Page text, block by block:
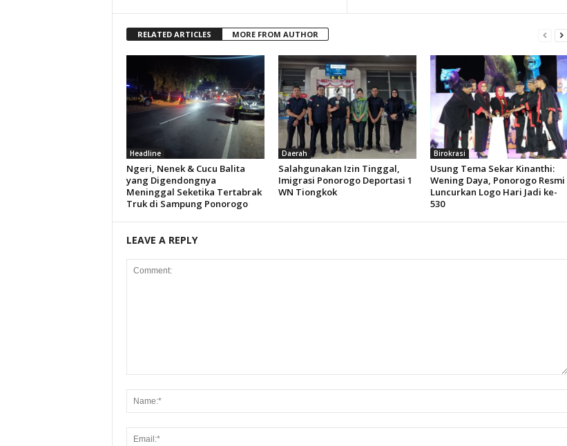
RELATED ARTICLES MORE FROM AUTHOR
Headline
Ngeri, Nenek & Cucu Balita
yang Digendongnya
Meninggal Seketika Tertabrak
Truk di Sampung Ponorogo
Daerah
Salahgunakan Izin Tinggal,
Imigrasi Ponorogo Deportasi 1
WN Tiongkok
Birokrasi
Usung Tema Sekar Kinanthi:
Wening Daya, Ponorogo Resmi
Luncurkan Logo Hari Jadi ke-
530
LEAVE A REPLY